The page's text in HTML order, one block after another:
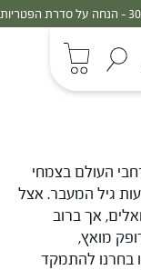
העולם בצמחי
גיל המעבר. אצל
אך ברוב
מואץ,
בחרנו להתמקד